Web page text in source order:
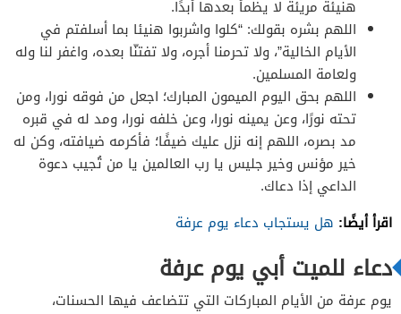
هنيئةً مريئةً لا يظمأ بعدها أبدًا.
اللهم بشره بقولك: “كلوا واشربوا هنيئا بما أسلفتم في
الأيام الخالية”، ولا تحرمنا أجره، ولا تفتنّا بعده، واغفر لنا وله
ولعامة المسلمين.
اللهم بحق اليوم الميمون المبارك؛ اجعل من فوقه نورا، ومن
تحته نورًا، وعن يمينه نورا، وعن خلفه نورا، ومد له في قبره
مد بصره، اللهم إنه نزل عليك ضيفًا؛ فأكرمه ضيافته، وكن له
خير مؤنس وخير جليس يا رب العالمين يا من تُجيب دعوة
الداعي إذا دعاك.
اقرأ أيضًا: هل يستجاب دعاء يوم عرفة
دعاء للميت أبي يوم عرفة
يوم عرفة من الأيام المباركات التي تتضاعف فيها الحسنات،